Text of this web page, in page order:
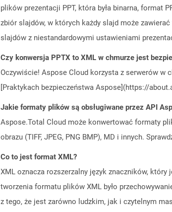
plików prezentacji PPT, która była binarna, format
zbiór slajdów, w których każdy slajd może
slajdów z niestandardowymi ustawieniami
Czy konwersja PPTX to XML w chmurze jest
Oczywiście! Aspose Cloud korzysta z serwerów w
[Praktykach bezpieczeństwa Aspose](https://
Jakie formaty plików są obsługiwane przez API
Aspose.Total Cloud może konwertować formaty
obrazu (TIFF, JPEG, PNG BMP), MD i innych.
Co to jest format XML?
XML oznacza rozszerzalny język znaczników,
tworzenia formatu plików XML było
z tego, że jest zarówno ludzkim, jak i czytelnym